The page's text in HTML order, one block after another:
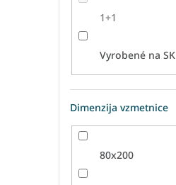
1+1
Vyrobené na SK
Dimenzija vzmetnice
80x200